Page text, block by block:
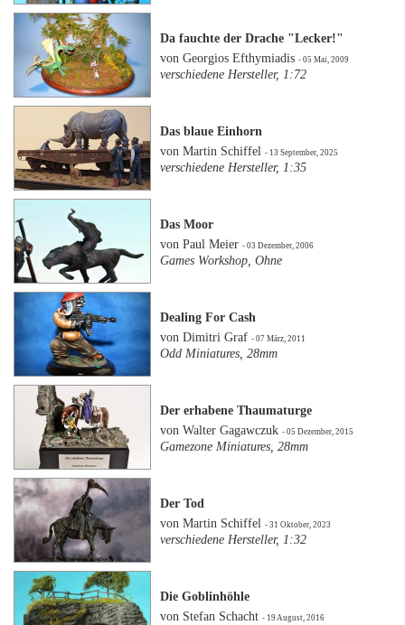
Da fauchte der Drache "Lecker!"
von Georgios Efthymiadis- 05 Mai, 2009
verschiedene Hersteller, 1:72
Das blaue Einhorn
von Martin Schiffel- 13 September, 2025
verschiedene Hersteller, 1:35
Das Moor
von Paul Meier- 03 Dezember, 2006
Games Workshop, Ohne
Dealing For Cash
von Dimitri Graf- 07 März, 2011
Odd Miniatures, 28mm
Der erhabene Thaumaturge
von Walter Gagawczuk- 05 Dezember, 2015
Gamezone Miniatures, 28mm
Der Tod
von Martin Schiffel- 31 Oktober, 2023
verschiedene Hersteller, 1:32
Die Goblinhöhle
von Stefan Schacht- 19 August, 2016